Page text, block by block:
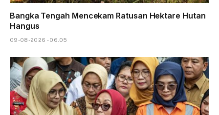
Bangka Tengah Mencekam Ratusan Hektare Hutan
Hangus
09-08-2026 - 06.05